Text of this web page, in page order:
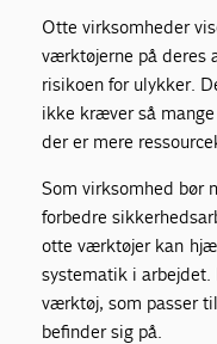
Otte virksomheder
værktøjerne på deres
risikoen for ulykker.
ikke kræver så
der er mere
Som virksomhed bør
forbedre
otte værktøjer kan
systematik i
værktøj, som passer
befinder sig på.